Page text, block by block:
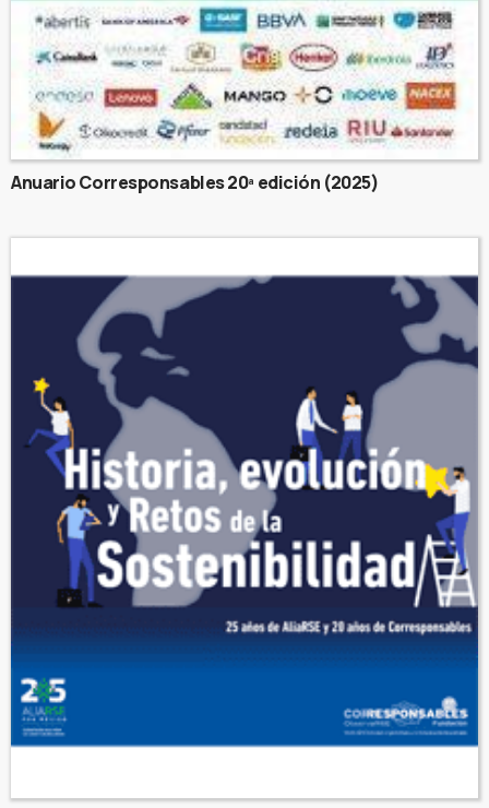
Anuario Corresponsables 20ª edición (2025)